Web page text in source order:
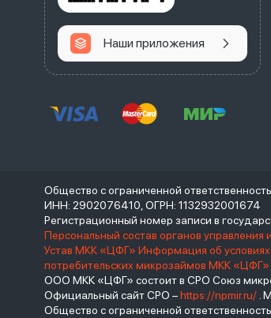
Наши приложения
Общество с ограниченной
ИНН: 2902076410, ОГРН: 1132932001674
Регистрационный номер записи в
Персональный состав органов
Устав МКК «ЦФГ» Информация об условиях
потребительских микрозаймов МКК «ЦФГ»
ООО МКК «ЦФГ» состоит в СРО Союз
Официальный сайт СРО –https://npmir.ru/ .
Общество с ограниченной